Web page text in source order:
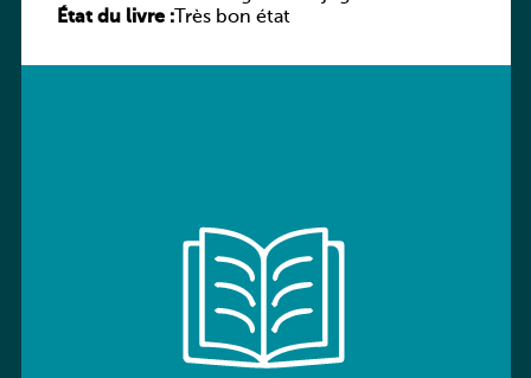
État du livre :Très bon état